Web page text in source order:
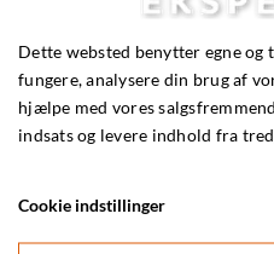
Har du spørgsmål eller brug
det passer dig. Det hele foregår
Dette websted benytter egne
fungere, analysere din brug af
hjælpe med vores
indsats og levere indhold fra
Cookie indstillinger